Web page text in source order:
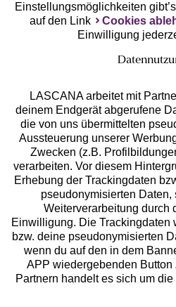
Services
Beratung
Über uns
Rechtliches
Einstellungsmöglichkeiten
auf den Link
Cookies
Einwilligung
LASCANA arbeitet mit
deinem Endgerät abgerufene
die von uns übermittelten
Aussteuerung unserer
Zwecken (z.B.
verarbeiten. Vor diesem
Erhebung der Trackingdaten
pseudonymisierten Daten,
Weiterverarbeitung durch
Einwilligung. Die Trackingdaten
bzw. deine pseudonymisierten
wenn du auf den in dem
APP wiedergebenden Button
Partnern handelt es sich um